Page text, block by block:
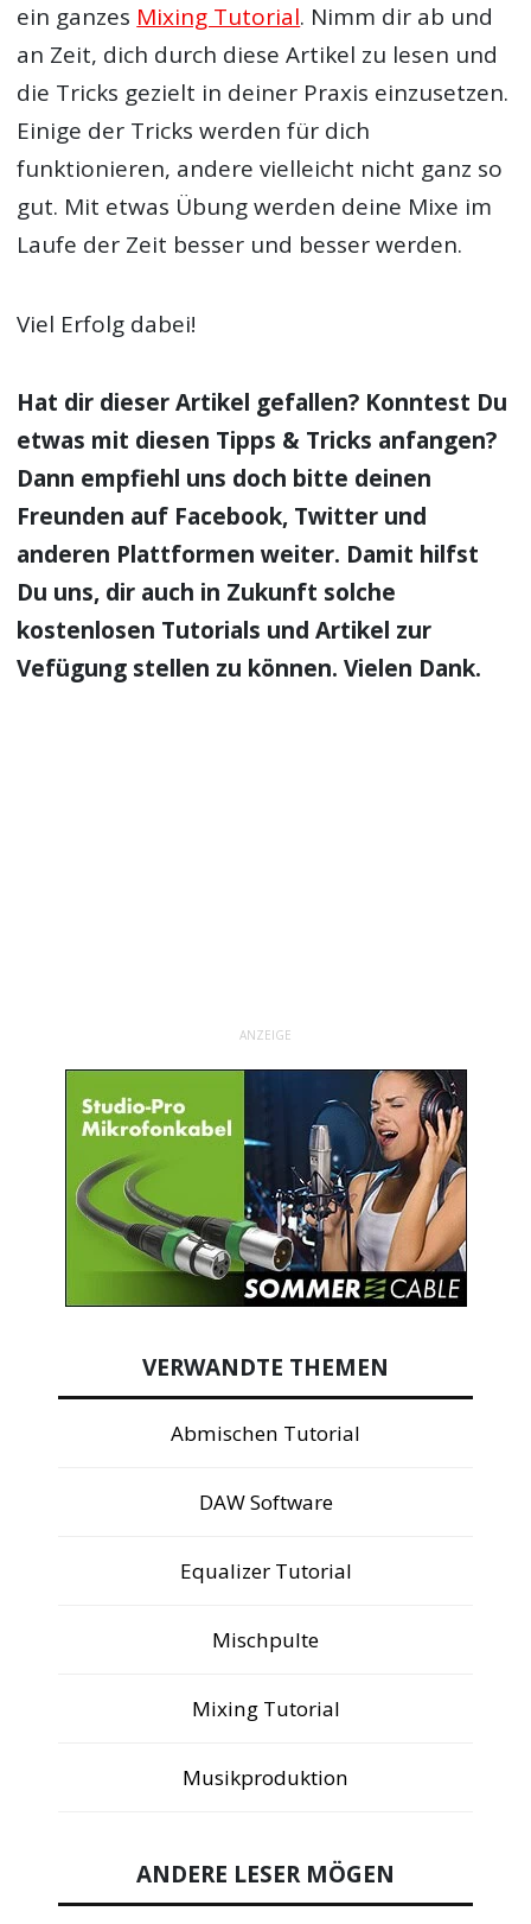
ein ganzes Mixing Tutorial. Nimm dir ab und
an Zeit, dich durch diese Artikel zu lesen und
die Tricks gezielt in deiner Praxis einzusetzen.
Einige der Tricks werden für dich
funktionieren, andere vielleicht nicht ganz so
gut. Mit etwas Übung werden deine Mixe im
Laufe der Zeit besser und besser werden.
Viel Erfolg dabei!
Hat dir dieser Artikel gefallen? Konntest Du
etwas mit diesen Tipps & Tricks anfangen?
Dann empfiehl uns doch bitte deinen
Freunden auf Facebook, Twitter und
anderen Plattformen weiter. Damit hilfst
Du uns, dir auch in Zukunft solche
kostenlosen Tutorials und Artikel zur
Vefügung stellen zu können. Vielen Dank.
ANZEIGE
VERWANDTE THEMEN
Abmischen Tutorial
DAW Software
Equalizer Tutorial
Mischpulte
Mixing Tutorial
Musikproduktion
ANDERE LESER MÖGEN